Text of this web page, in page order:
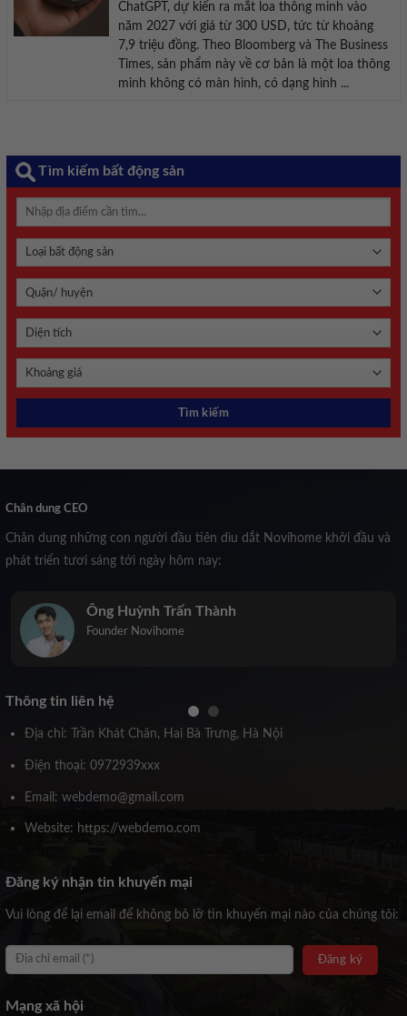
ChatGPT, dự kiến ra mắt loa thông minh vào
năm 2027 với giá từ 300 USD, tức từ khoảng
7,9 triệu đồng. Theo Bloomberg và The Business
Times, sản phẩm này về cơ bản là một loa thông
minh không có màn hình, có dạng hình ...
Tìm kiếm bất động sản
Chân dung CEO
Chân dung những con người đầu tiên dìu dắt Novihome khởi đầu và
phát triển tươi sáng tới ngày hôm nay:
Trịnh Kiều Anh
Co-Founder Novihome
Thông tin liên hệ
Địa chỉ: Trần Khát Chân, Hai Bà Trưng, Hà Nội
Điện thoại: 0972939xxx
Email: webdemo@gmail.com
Website: https://webdemo.com
Đăng ký nhận tin khuyến mại
Vui lòng để lại email để không bỏ lỡ tin khuyến mại nào của chúng tôi:
Mạng xã hội